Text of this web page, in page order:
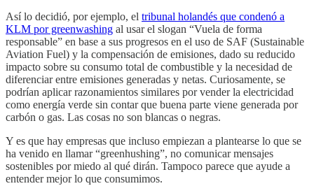
Así lo decidió, por ejemplo, el tribunal holandés que condenó a
KLM por greenwashing al usar el slogan “Vuela de forma
responsable” en base a sus progresos en el uso de SAF (Sustainable
Aviation Fuel) y la compensación de emisiones, dado su reducido
impacto sobre su consumo total de combustible y la necesidad de
diferenciar entre emisiones generadas y netas. Curiosamente, se
podrían aplicar razonamientos similares por vender la electricidad
como energía verde sin contar que buena parte viene generada por
carbón o gas. Las cosas no son blancas o negras.
Y es que hay empresas que incluso empiezan a plantearse lo que se
ha venido en llamar “greenhushing”, no comunicar mensajes
sostenibles por miedo al qué dirán. Tampoco parece que ayude a
entender mejor lo que consumimos.